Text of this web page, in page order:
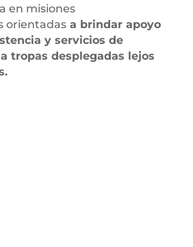
en misiones
orientadasa brindar apoyo
y servicios de
tropas desplegadas lejos